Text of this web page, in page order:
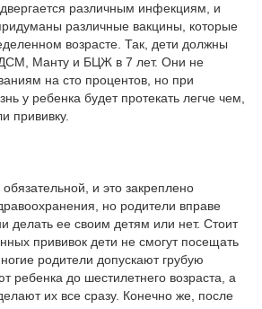
различным инфекциям, и
различные вакцины, которые
возрасте. Так, дети должны
Манту и БЦЖ в 7 лет. Они не
на сто процентов, но при
у ребенка будет протекать легче чем,
прививку.
и это закреплено
но родители вправе
делать ее своим детям или нет. Стоит
прививок дети не смогут посещать
родители допускают грубую
ребенка до шестилетнего возраста, а
их все сразу. Конечно же, после